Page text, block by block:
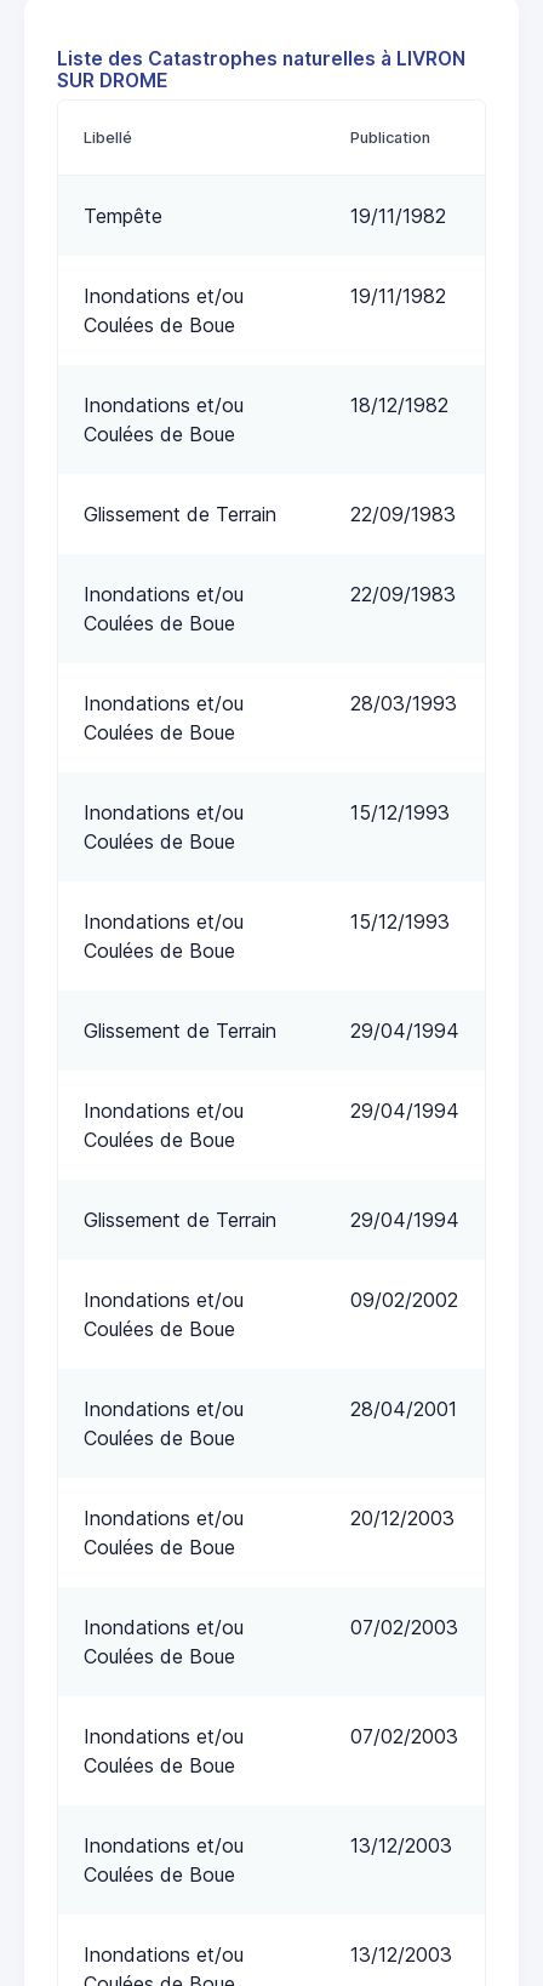
Liste des Catastrophes naturelles à LIVRON
SUR DROME
Libellé Publication
Tempête 19/11/1982
Inondations et/ou
Coulées de Boue
19/11/1982
Inondations et/ou
Coulées de Boue
18/12/1982
Glissement de Terrain 22/09/1983
Inondations et/ou
Coulées de Boue
22/09/1983
Inondations et/ou
Coulées de Boue
28/03/1993
Inondations et/ou
Coulées de Boue
15/12/1993
Inondations et/ou
Coulées de Boue
15/12/1993
Glissement de Terrain 29/04/1994
Inondations et/ou
Coulées de Boue
29/04/1994
Glissement de Terrain 29/04/1994
Inondations et/ou
Coulées de Boue
09/02/2002
Inondations et/ou
Coulées de Boue
28/04/2001
Inondations et/ou
Coulées de Boue
20/12/2003
Inondations et/ou
Coulées de Boue
07/02/2003
Inondations et/ou
Coulées de Boue
07/02/2003
Inondations et/ou
Coulées de Boue
13/12/2003
Inondations et/ou
13/12/2003